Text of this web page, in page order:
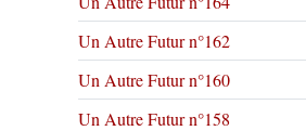
Un Autre Futur n°162
Un Autre Futur n°160
Un Autre Futur n°158